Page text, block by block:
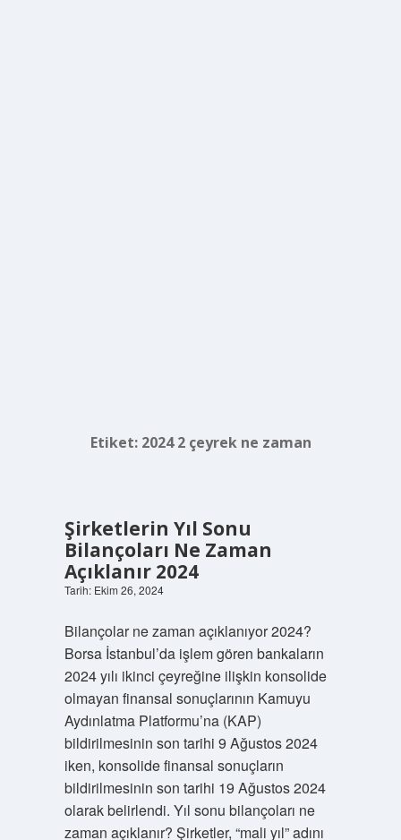
Etiket: 2024 2 çeyrek ne zaman
Şirketlerin Yıl Sonu
Bilançoları Ne Zaman
Açıklanır 2024
Tarih: Ekim 26, 2024
Bilançolar ne zaman açıklanıyor 2024?
Borsa İstanbul’da işlem gören bankaların
2024 yılı ikinci çeyreğine ilişkin konsolide
olmayan finansal sonuçlarının Kamuyu
Aydınlatma Platformu’na (KAP)
bildirilmesinin son tarihi 9 Ağustos 2024
iken, konsolide finansal sonuçların
bildirilmesinin son tarihi 19 Ağustos 2024
olarak belirlendi. Yıl sonu bilançoları ne
zaman açıklanır? Şirketler, “mali yıl” adını